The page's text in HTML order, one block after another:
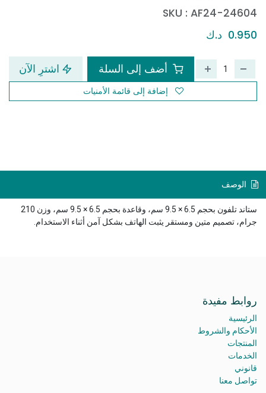
SKU : AF24-24604
0.950 د.ك
أضف إلى السلة اشترِ الآن
إضافة إلى قائمة الأمنيات
الوصف
ستاند تلفون بحجم 6.5 × 9.5 سم، وقاعدة بحجم 6.5 × 9.5 سم، وزن 210
جرام، تصميم متين ومستقر يثبت الهاتف بشكل آمن أثناء الاستخدام.
روابط مفيدة
الرئيسية
الأحكام والشروط
المنتجات
الخدمات
قانوني
تواصل معنا